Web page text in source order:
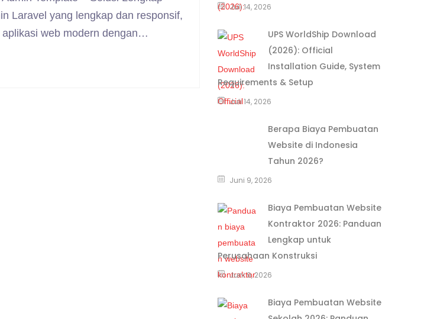
Laravel yang lengkap dan responsif,
web modern dengan…
Juli 14, 2026
UPS WorldShip Download
(2026): Official
Installation Guide, System
Requirements & Setup
Juli 14, 2026
Berapa Biaya Pembuatan
Website di Indonesia
Tahun 2026?
Juni 9, 2026
Biaya Pembuatan Website
Kontraktor 2026: Panduan
Lengkap untuk
Perusahaan Konstruksi
Juni 9, 2026
Biaya Pembuatan Website